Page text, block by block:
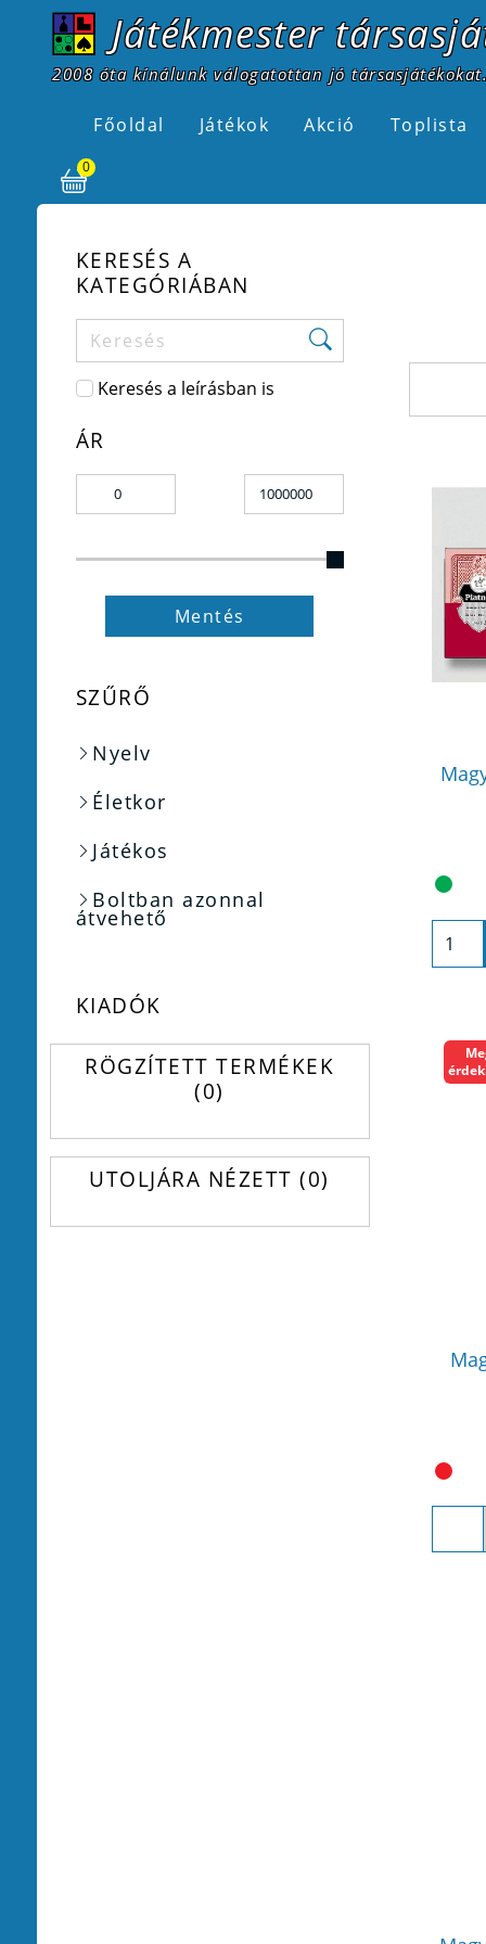
Játékmester
2008 óta kínálunk válogatottan jó
Főoldal Játékok Akció Toplista
0
KERESÉS A
KATEGÓRIÁBAN
Keresés a leírásban is
ÁR
Mentés
SZŰRŐ
Nyelv
Életkor
Játékos
Boltban azonnal
átvehető
KIADÓK
RÖGZÍTETT TERMÉKEK
0
UTOLJÁRA NÉZETT 0